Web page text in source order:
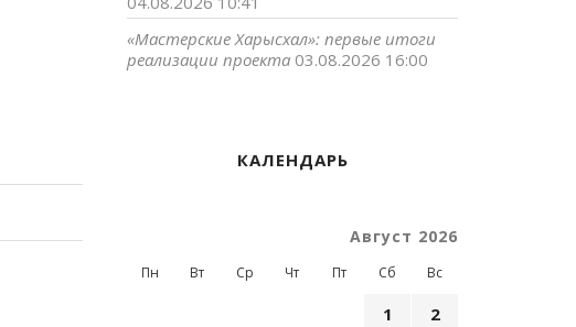
«Мастерские Харысхал»: первые итоги
реализации проекта 03.08.2026 16:00
КАЛЕНДАРЬ
Август 2026
Пн Вт Ср Чт Пт Сб Вс
1
2